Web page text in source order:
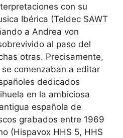
con su
Ibérica (Teldec SAWT
a Andrea von
al paso del
otras. Precisamente,
comenzaban a editar
dedicados
en la ambiciosa
española de
grabados entre 1969
(Hispavox HHS 5, HHS